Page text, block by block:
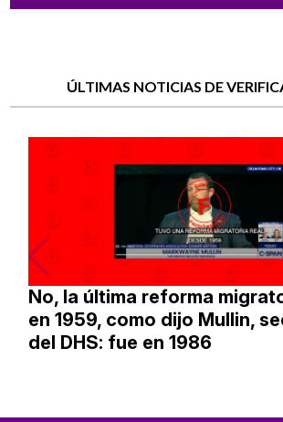
ÚLTIMAS NOTICIAS DE
No, la última reforma
en 1959, como dijo Mullin,
del DHS: fue en 1986